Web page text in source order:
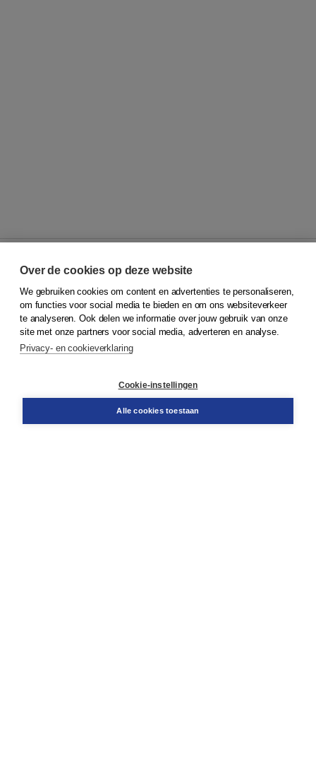
© 2026Koninklijke Boom uitgevers
Klantenservice
Service & informatie
Contact
Over de cookies op deze website
We gebruiken cookies om content en advertenties te personaliseren,
om functies voor social media te bieden en om ons websiteverkeer
te analyseren. Ook delen we informatie over jouw gebruik van onze
site met onze partners voor social media, adverteren en analyse.
Privacy- en cookieverklaring
Cookie-instellingen
Alle cookies toestaan